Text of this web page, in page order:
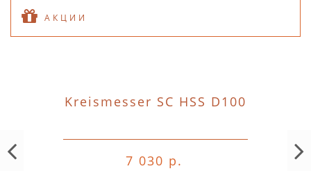
АКЦИИ
Kreismesser SC HSS D100
7 030 р.